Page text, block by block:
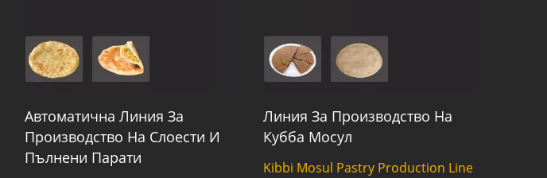
Автоматична Линия За
Производство На Слоести И
Пълнени Парати
Линия За Производство На
Кубба Мосул
Kibbi Mosul Pastry Production Line